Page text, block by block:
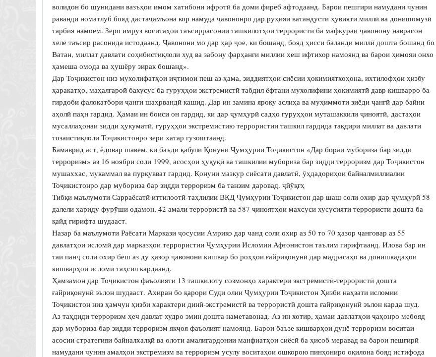
волидон бо шунидани вазъҳои имом хатибони ифротӣ ба доми фиреб афтодаанд. Барои пешгири намудани чунин
раванди номатлуб бояд дастаҷамъона кор намуда ҷавононро дар руҳияи ватандусти ҳувияти миллӣ ва донишомузӣ
тарбия намоем. Зеро имрӯз воситаҳои таъсиррасонии ташкилотҳои террористӣ ба мафкураи ҷавонону наврасон
хеле таъсир расонида истодаанд. Ҷавонони мо дар ҳар ҷое, ки бошанд, бояд ҳисси баланди миллӣ дошта бошанд бо
Ватан, миллат давлати соҳибистиқлоли худ ва забону фарҳанги миллии хеш ифтихор намоянд ва барои ҳимояи онхо
ҳамеша омода ва ҳушёру зирак бошанд».
Дар Тоҷикистон низ мухолифатҳои иҷтимои пеш аз ҳама, зиддиятҳои сиёсии ҳокимиятхоҳона, ихтилофҳои ҳизбу
ҳаракатҳо, маҳалгароӣ бахусус ба гуруҳҳои экстремистӣ табдил ёфтани мухолифини ҳокимиятӣ давр кишварро ба
гирдоби фалокатбори ҷанги шаҳрвандӣ кашид. Дар ин замина яроқу аслиҳа ва муҳиммоти зиёди ҷангӣ дар байни
аҳолӣ паҳн гардид. Ҳамаи ин боиси он гардид, ки дар ҷумҳурӣ садҳо гуруҳҳои муташаккили ҷиноятӣ, дастаҳои
мусаллаҳонаи зидди ҳукуматӣ, гуруҳҳои экстремистию террористии ташкил гардида тақдири миллат ва давлати
тозаистиқлоли Тоҷикистонро зери хатар гузоштаанд.
Бамаврид аст, ёдовар шавем, ки баъди қабули Қонуни Ҷумҳурии Тоҷикистон «Дар бораи мубориза бар зидди
терроризм» аз 16 ноябри соли 1999, асосҳои ҳуқуқӣ ва ташкилии мубориза бар зидди терроризм дар Тоҷикистон
мушаххас, мукаммал ва пурқувват гардид. Қонуни мазкур сиёсати давлатӣ, ӯҳдадориҳои байналмиллиалии
Тоҷикистонро дар мубориза бар зидди терроризм ба танзим даровад. ҷӣӯқғҳ
Тибқи маълумоти Сарраёсатӣ иттилоотӣ-таҳлилии ВКД Ҷумҳурии Тоҷикистон дар шаш соли охир дар ҷумҳурӣ 58
далели хариду фурӯши одамон, 42 амали террористӣ ва 587 ҷиноятҳои махсуси хусусияти террористи дошта ба
қайд гирифта шудааст.
Назар ба маълумоти Раёсати Маркази ҷосусии Амрико дар чанд соли охир аз 50 то 70 ҳазор ҷанговар аз 55
давлатҳои исломӣ дар марказҳои террористии Ҷумҳурии Исломии Афғонистон таълим гирифтаанд. Илова бар ин
таи панҷ соли охир беш аз ду ҳазор ҷавонони кишвар бо роҳҳои ғайриқонунӣ дар мадрасаҳо ва донишкадаҳои
кишварҳои исломӣ таҳсил кардаанд.
Ҳамзамон дар Тоҷикистон фаъолияти 13 ташкилоту созмонҳо характери экстремистӣ-террористӣ дошта
ғайриқонунӣ эълон шудааст. Ахиран бо қарори Суди олии Ҷумҳурии Тоҷикистон Ҳизби наҳзати исломии
Тоҷикистон низ ҳамчун ҳизби характери динӣ-экстремистӣ ва террористӣ дошта ғайриқонунӣ эълон карда шуд.
Аз таҳдиди терроризм ҳеч давлат худро эмин дошта наметавонад. Аз ин хотир, ҳамаи давлатҳои ҷаҳонро мебояд
дар мубориза бар зидди терроризм якҷоя фаъолият намоянд. Барои баъзе кишварҳои дунё терроризм воситаи
асосии стратегияи байналхалқӣ ва олоти амалигардонии манфиатҳои сиёсӣ ба ҳисоб меравад ва барои пешгирӣ
намудани чунин амалҳои экстремизм ва терроризм усулу воситаҳои ошкорою пинҳониро оқилона бояд истифода